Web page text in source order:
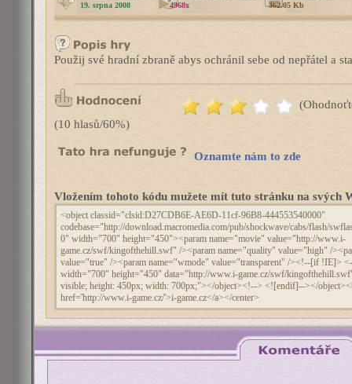
19. srpna 2008 4968x 362.05 Kb
Použij své hradní zbraně abys ochránil sebe od nepřátel a
(10 hlasů/60%)
Oznamte nám to zde
Vložením tohoto kódu mužete mít tuto stránku na svých